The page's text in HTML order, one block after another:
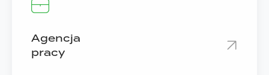
Agencja
pracy